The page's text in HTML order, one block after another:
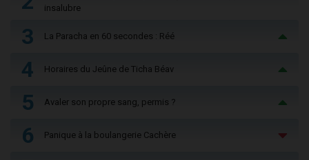
insalubre
3 La Paracha en 60 secondes : Réé
4 Horaires du Jeûne de Ticha Béav
5 Avaler son propre sang, permis ?
6 Panique à la boulangerie Cachère